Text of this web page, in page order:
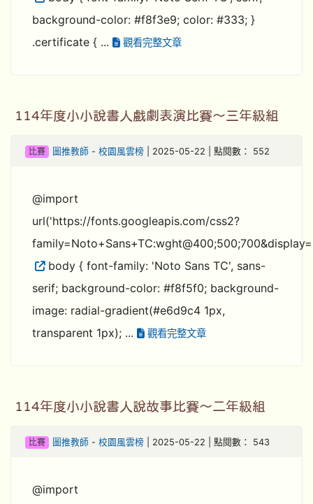
background-color: #f8f3e9; color: #333; }
.certificate { ...
觀看完整文章
114年度小小說書人戲劇表演比賽～三年級組
比賽 圖推教師 - 校園風雲榜| 2025-05-22 | 點閱數： 552
@import
url('https://fonts.googleapis.com/css2?
body { font-family: 'Noto Sans TC', sans-
serif; background-color: #f8f5f0; background-
image: radial-gradient(#e6d9c4 1px,
transparent 1px); ...
觀看完整文章
114年度小小說書人說故事比賽～二年級組
比賽 圖推教師 - 校園風雲榜| 2025-05-22 | 點閱數： 543
@import